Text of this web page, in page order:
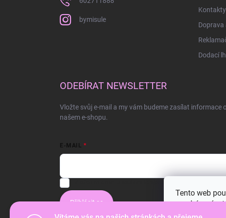
Tento web
procházením
jejich
bymisule
Kontakty
Doprava
Dodací
ODEBÍRAT NEWSLETTER
Vložte svůj e-mail a my vám budeme zasílat informace
našem e-shopu.
E-MAIL
Přihlásit se